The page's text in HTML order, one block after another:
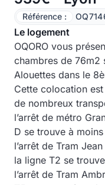
Référence :
Le logement
OQORO vous
chambres de 76m2
Alouettes dans le
Cette colocation
de nombreux
l’arrêt de métro
D se trouve à
l’arrêt de Tram
la ligne T2 se
l’arrêt de Tram